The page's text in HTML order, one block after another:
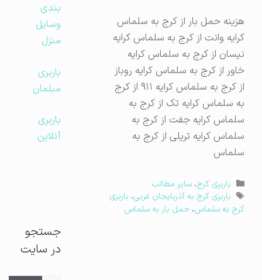
هزینه حمل بار از کرج به سلماس
کرایه وانت از کرج به سلماس کرایه
نیسان از کرج به سلماس کرایه
خاور از کرج به سلماس کرایه روباز
از کرج به سلماس کرایه ۹۱۱ از کرج
به سلماس کرایه تک از کرج به
سلماس کرایه جفت از کرج به
سلماس کرایه تریلی از کرج به
سلماس
دسته‌ها
باربری کرج،سایر مطالب
برچسب‌ها
باربری کرج به آذربایجان غربی ،باربری
کرج به سلماس،حمل بار به سلماس
بندی
وسایل
منزل
باربری
مبلمان
باربری
آنلاین
جستجو
در سایت